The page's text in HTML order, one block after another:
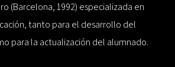
(Barcelona, 1992) especializada en
tanto para el desarrollo del
para la actualización del alumnado.